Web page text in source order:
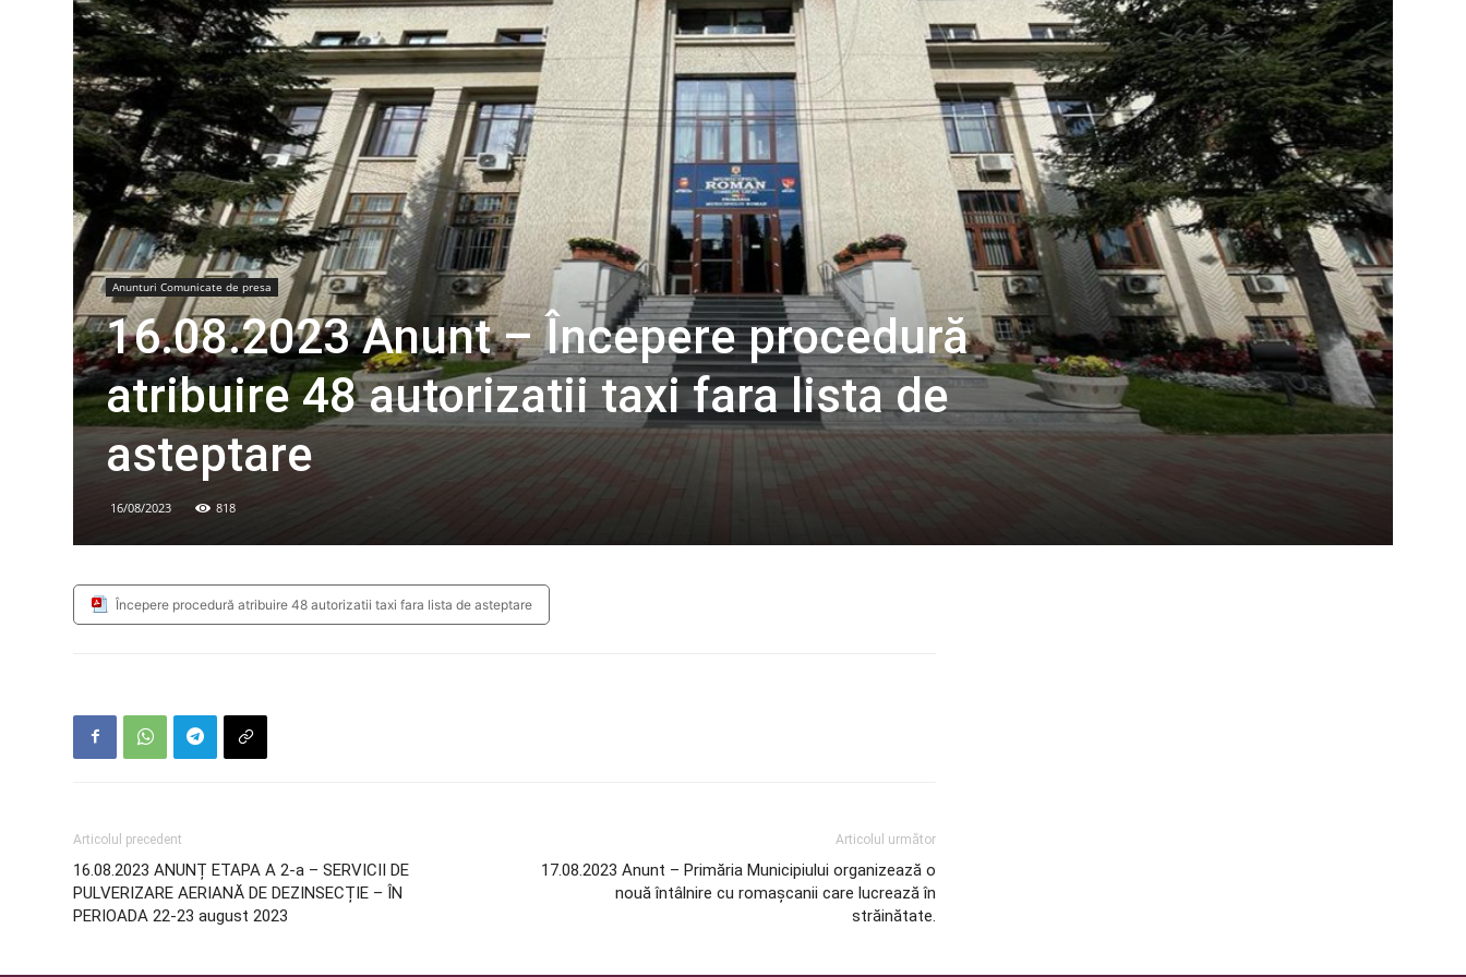
Anunturi Comunicate de presa
16.08.2023 Anunt – Începere procedură
atribuire 48 autorizatii taxi fara lista de
asteptare
16/08/2023 818
Începere procedură atribuire 48 autorizatii taxi fara lista de asteptare
Articolul precedent
16.08.2023 ANUNȚ ETAPA A 2-a – SERVICII DE
PULVERIZARE AERIANĂ DE DEZINSECȚIE – ÎN
PERIOADA 22-23 august 2023
Articolul următor
17.08.2023 Anunt – Primăria Municipiului organizează o
nouă întâlnire cu romașcanii care lucrează în
străinătate.